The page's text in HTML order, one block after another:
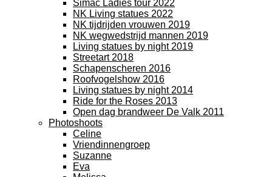
Simac Ladies tour 2022
NK Living statues 2022
NK tijdrijden vrouwen 2019
NK wegwedstrijd mannen 2019
Living statues by night 2019
Streetart 2018
Schapenscheren 2016
Roofvogelshow 2016
Living statues by night 2014
Ride for the Roses 2013
Open dag brandweer De Valk 2011
Photoshoots
Celine
Vriendinnengroep
Suzanne
Eva